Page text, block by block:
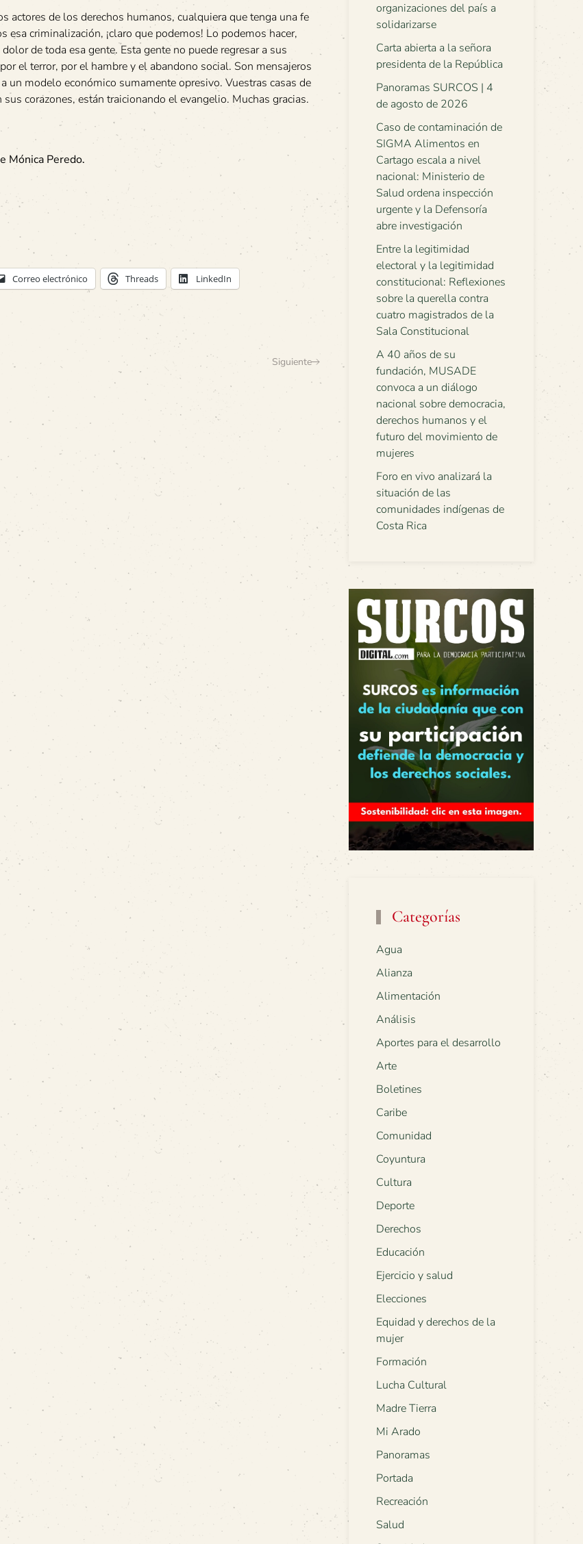
de los derechos humanos, cualquiera que tenga una fe
criminalización, ¡claro que podemos! Lo podemos hacer,
de toda esa gente. Esta gente no puede regresar a sus
el terror, por el hambre y el abandono social. Son mensajeros
un modelo económico sumamente opresivo. Vuestras casas de
corazones, están traicionando el evangelio. Muchas gracias.
Mónica Peredo.
Correo electrónico Threads LinkedIn
Siguiente
organizaciones del país a
solidarizarse
Carta abierta a la señora
presidenta de la República
Panoramas SURCOS | 4
de agosto de 2026
Caso de contaminación de
SIGMA Alimentos en
Cartago escala a nivel
nacional: Ministerio de
Salud ordena inspección
urgente y la Defensoría
abre investigación
Entre la legitimidad
electoral y la legitimidad
constitucional: Reflexiones
sobre la querella contra
cuatro magistrados de la
Sala Constitucional
A 40 años de su
fundación, MUSADE
convoca a un diálogo
nacional sobre democracia,
derechos humanos y el
futuro del movimiento de
mujeres
Foro en vivo analizará la
situación de las
comunidades indígenas de
Costa Rica
Categorías
Agua
Alianza
Alimentación
Análisis
Aportes para el desarrollo
Arte
Boletines
Caribe
Comunidad
Coyuntura
Cultura
Deporte
Derechos
Educación
Ejercicio y salud
Elecciones
Equidad y derechos de la
mujer
Formación
Lucha Cultural
Madre Tierra
Mi Arado
Panoramas
Portada
Recreación
Salud